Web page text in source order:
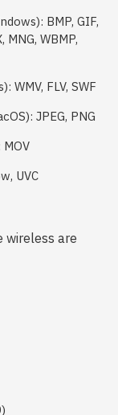
BMP, GIF,
MNG, WBMP,
WMV, FLV, SWF
JPEG, PNG
UVC
wireless are